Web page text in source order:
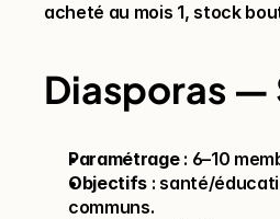
acheté au mois 1, stock
Diasporas —
Paramétrage : 6–10
Objectifs : santé/
communs.